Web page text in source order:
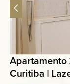
Apartamento
Curitiba |